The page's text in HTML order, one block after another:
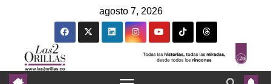
agosto 7, 2026